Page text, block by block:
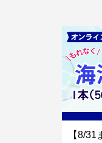
【8/